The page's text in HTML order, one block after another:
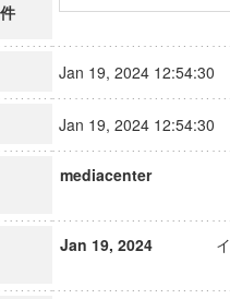
Jan 19, 2024 12:54:30
Jan 19, 2024 12:54:30
mediacenter
Jan 19, 2024